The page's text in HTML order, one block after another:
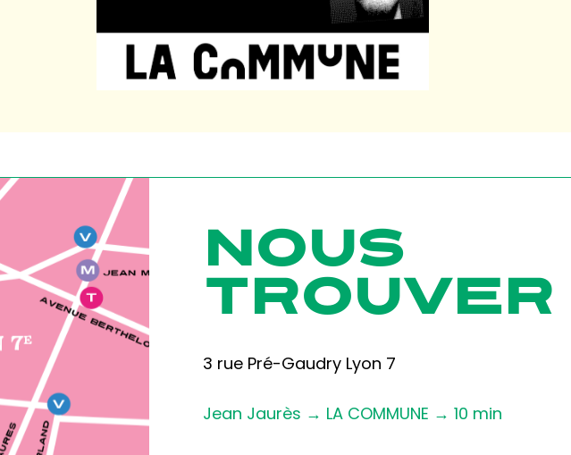
NOUS
TROUVER
3 rue Pré-Gaudry Lyon 7
Jean Jaurès → LA COMMUNE → 10 min